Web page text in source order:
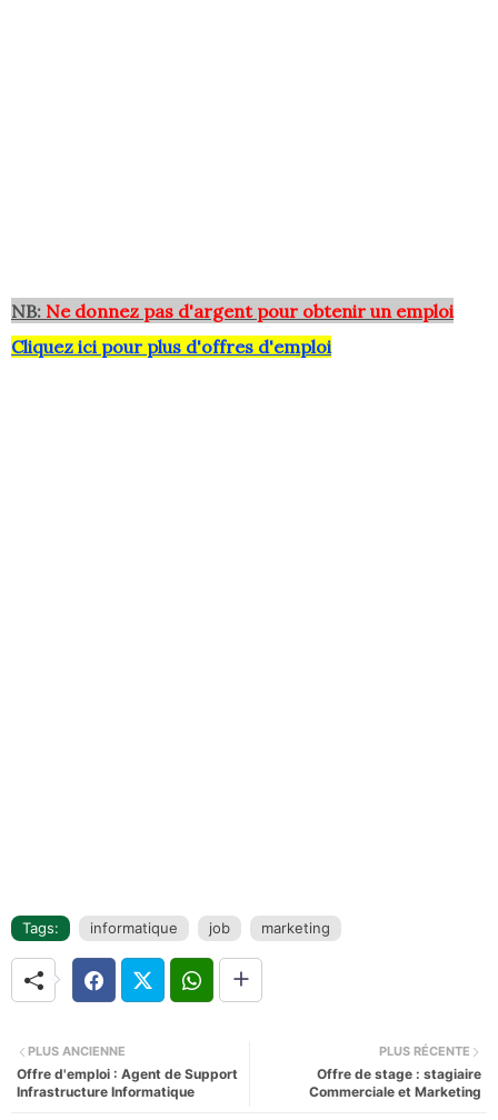
NB: Ne donnez pas d'argent pour obtenir un emploi
Cliquez ici pour plus d'offres d'emploi
Tags: informatique job marketing
PLUS RÉCENTE
Offre de stage : stagiaire
Commerciale et Marketing
PLUS ANCIENNE
Offre d'emploi : Agent de Support
Infrastructure Informatique